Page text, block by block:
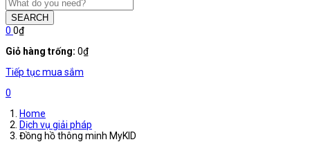
SEARCH
0 0₫
Giỏ hàng trống: 0₫
Tiếp tục mua sắm
0
Home
Dịch vụ giải pháp
Đồng hồ thông minh MyKID